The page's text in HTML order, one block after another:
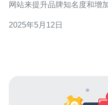
网站来提升品牌知名度和增
要。 要制定一个成功的站群推广策略，需要考虑以下几个
2025年5月12日